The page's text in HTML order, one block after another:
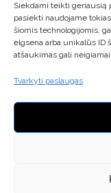
Siekdami teikti geriausią
pasiekti naudojame
šiomis technologijomis,
elgsena arba unikalūs ID
atšaukimas gali
Tvarkyti paslaugas